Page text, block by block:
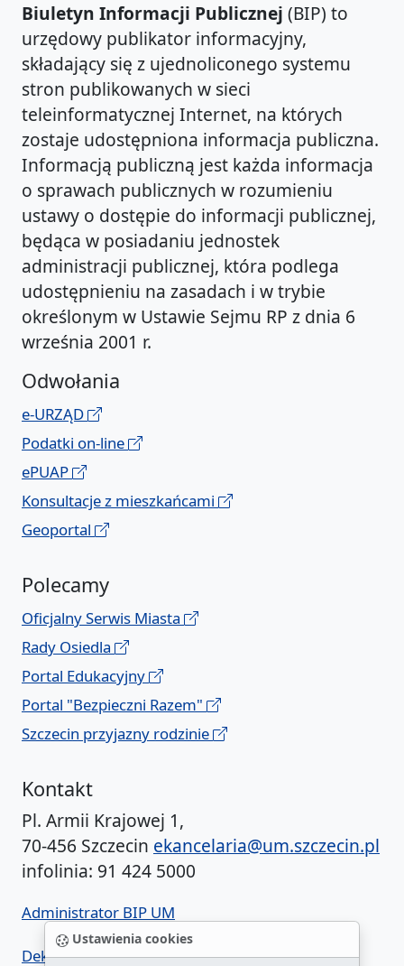
Ustawienia cookies
Biuletyn Informacji Publicznej (BIP) to
urzędowy publikator informacyjny,
składający się z ujednoliconego systemu
stron publikowanych w sieci
teleinformatycznej Internet, na których
zostaje udostępniona informacja publiczna.
Informacją publiczną jest każda informacja
o sprawach publicznych w rozumieniu
ustawy o dostępie do informacji publicznej,
będąca w posiadaniu jednostek
administracji publicznej, która podlega
udostępnieniu na zasadach i w trybie
określonym w Ustawie Sejmu RP z dnia 6
września 2001 r.
Odwołania
e-URZĄD
Podatki on-line
ePUAP
Konsultacje z mieszkańcami
Geoportal
Polecamy
Oficjalny Serwis Miasta
Rady Osiedla
Portal Edukacyjny
Portal "Bezpieczni Razem"
Szczecin przyjazny rodzinie
Kontakt
Pl. Armii Krajowej 1,
70-456 Szczecin ekancelaria@um.szczecin.pl
infolinia: 91 424 5000
Administrator BIP UM
Deklaracja dostępności